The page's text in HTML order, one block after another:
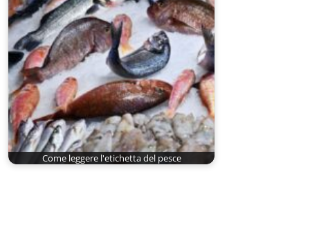
Come leggere l'etichetta del pesce